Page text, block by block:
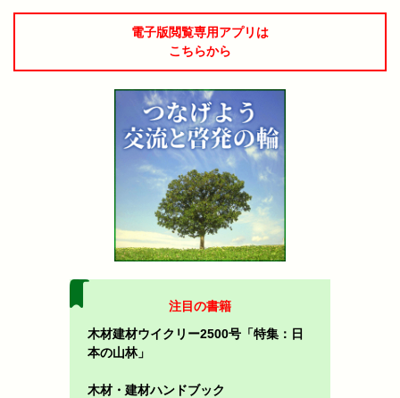
電子版閲覧専用アプリは
こちらから
注目の書籍
木材建材ウイクリー2500号「特集：日
本の山林」
木材・建材ハンドブック